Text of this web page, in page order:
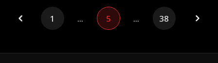
讓兒子調查出林婉秀假病真相。婚禮上她當眾
揭穿騙局，決絕拿出離婚協議。周敬言悔恨追
妻，卻遭趙佩芝堅定拒絕。最終，趙佩芝放下
1 ... 5 ... 38